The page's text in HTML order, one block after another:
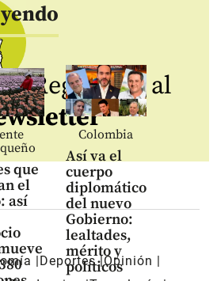
que
el
así
Colombia
Así va el
cuerpo
diplomático
del nuevo
Gobierno:
lealtades,
mérito y
políticos
Regístrate al
Deportes Opinión